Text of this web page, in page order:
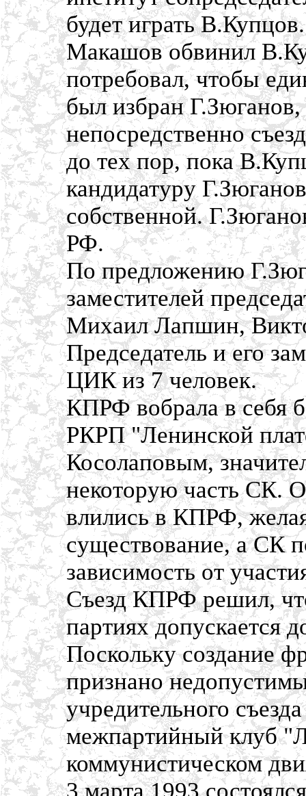
будет играть
Макашов обвинил
потребовал, чтобы
был избран
непосредственно
до тех пор, пока
кандидатуру
собственной.
РФ.
По предложению
заместителей
Михаил Лапшин,
Председатель и его
ЦИК из 7 человек.
КПРФ вобрала в себя
РКРП "Ленинской
Косолаповым,
некоторую часть СК.
влились в КПРФ,
существование, а СК
зависимость от
Съезд КПРФ решил,
партиях допускается
Поскольку создание
признано
учредительного
межпартийный клуб
коммунистическом
3 марта 1993